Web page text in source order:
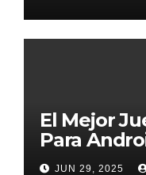
El Mejor
Para
JUN 29, 2025